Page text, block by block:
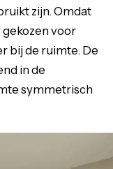
zijn. Omdat
gekozen voor
bij de ruimte. De
in de
symmetrisch